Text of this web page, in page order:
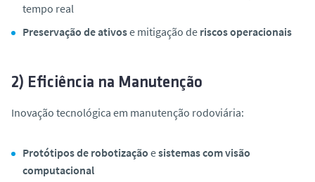
tempo real
Preservação de ativose mitigação de riscos operacionais
2) Eficiência na Manutenção
Inovação tecnológica em manutenção rodoviária:
Protótipos de robotização esistemas com visão
computacional